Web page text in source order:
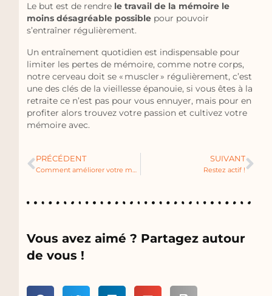
Le but est de rendre le travail de la mémoire le
moins désagréable possiblepour pouvoir
s’entraîner régulièrement.
Un entraînement quotidien est indispensable pour
limiter les pertes de mémoire, comme notre corps,
notre cerveau doit se « muscler » régulièrement, c’est
une des clés de la vieillesse épanouie, si vous êtes à la
retraite ce n’est pas pour vous ennuyer, mais pour en
profiter alors trouvez votre passion et cultivez votre
mémoire avec.
PRÉCÉDENT
Comment améliorer votre mémoire – 1
SUIVANT
Restez actif !
Vous avez aimé ? Partagez autour
de vous !